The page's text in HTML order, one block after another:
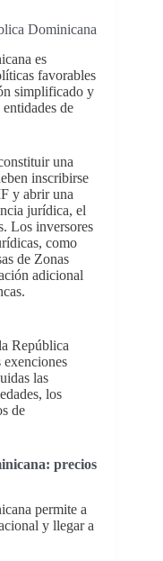
Dominicana
es
favorables
simplificado y
de
una
inscribirse
y abrir una
jurídica, el
Los inversores
como
de Zonas
adicional
República
las
los
de
precios
permite a
y llegar a